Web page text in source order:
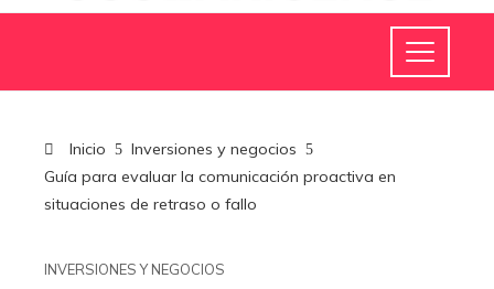
Inicio
Inversiones y negocios
Guía para evaluar la comunicación proactiva en
situaciones de retraso o fallo
INVERSIONES Y NEGOCIOS